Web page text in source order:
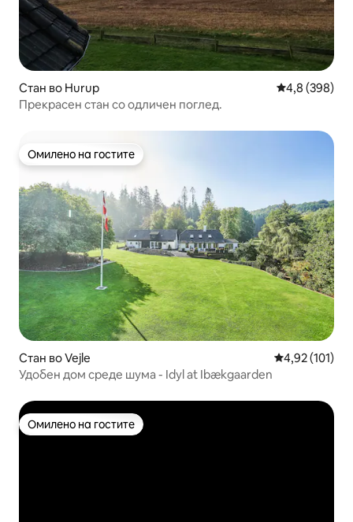
Стан во Hurup Просечна
4,8 (398)
Прекрасен стан со одличен поглед.
Омилено на гостите
Омилено на гостите
Стан во Vejle Просечна
4,92 (101)
Удобен дом среде шума - Idyl at Ibækgaarden
Омилено на гостите
Омилено на гостите